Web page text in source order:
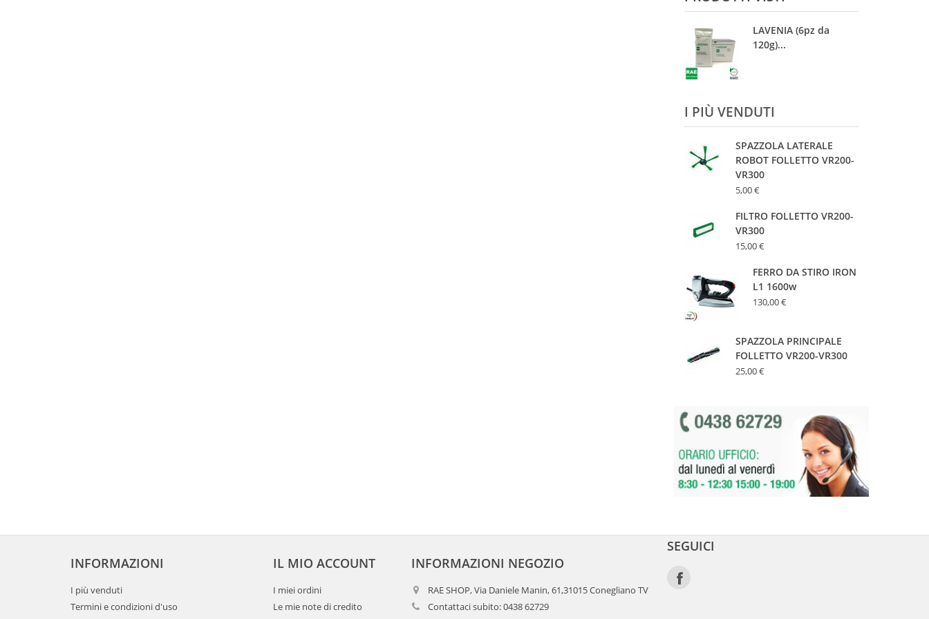
LAVENIA (6pz da
120g)...
I PIÙ VENDUTI
SPAZZOLA LATERALE
ROBOT FOLLETTO VR200-
VR300
5,00 €
FILTRO FOLLETTO VR200-
VR300
15,00 €
FERRO DA STIRO IRON
L1 1600w
130,00 €
SPAZZOLA PRINCIPALE
FOLLETTO VR200-VR300
25,00 €
INFORMAZIONI
I più venduti
Termini e condizioni d'uso
IL MIO ACCOUNT
I miei ordini
Le mie note di credito
INFORMAZIONI NEGOZIO
RAE SHOP, Via Daniele Manin, 61,31015 Conegliano TV
Contattaci subito:0438 62729
SEGUICI